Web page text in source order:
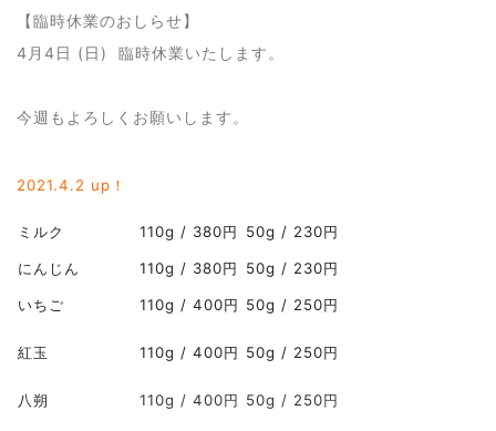
【臨時休業のおしらせ】
4月4日 (日) 臨時休業いたします。
今週もよろしくお願いします。
2021.4.2 up！
ミルク
にんじん
いちご
110g / 380円
110g / 380円
110g / 400円
50g / 230円
50g / 230円
50g / 250円
紅玉 110g / 400円 50g / 250円
八朔 110g / 400円 50g / 250円